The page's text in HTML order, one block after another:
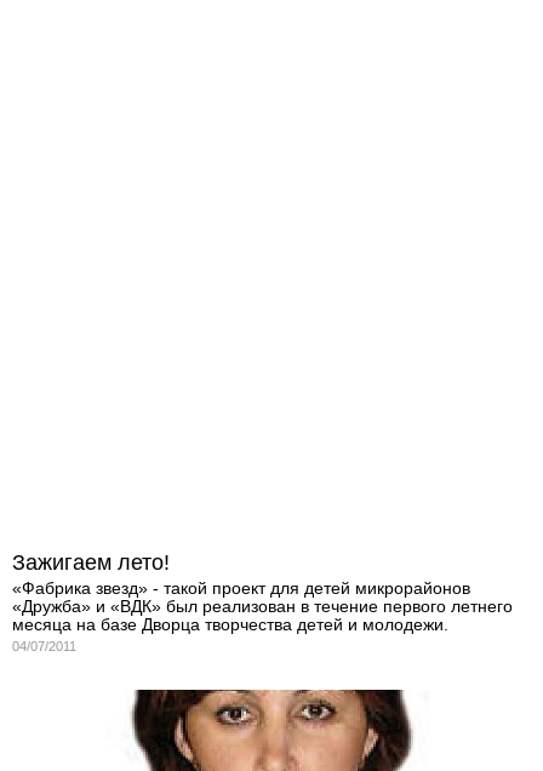
Зажигаем лето!
«Фабрика звезд» - такой проект для детей микрорайонов
«Дружба» и «ВДК» был реализован в течение первого летнего
месяца на базе Дворца творчества детей и молодежи.
04/07/2011